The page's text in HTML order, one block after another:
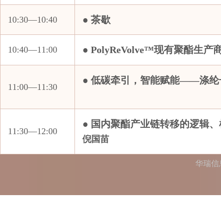
10:30—10:40 ● 茶歇
10:40—11:00 ● PolyReVolve™现有聚酯生产
11:00—11:30
● 低碳牵引，智能赋能——涤纶
11:30—12:00
● 国内聚酯产业链转移的逻辑
倪国苗
华瑞信
MCPI PRIVATE LIMITED
Techno Sportswear Pvt ltd
安徽天罡物流有限公司
巴斯夫一体化基地（广东）有限公司
北京兴高化学技术有限公司
标普全球
创菱（上海）管理有限公司
大连佳福悦国际贸易有限公司